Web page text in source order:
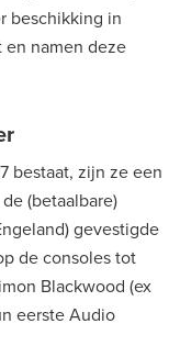
beschikking in
en namen deze
bestaat, zijn ze een
(betaalbare)
gevestigde
de consoles tot
Blackwood (ex
eerste Audio